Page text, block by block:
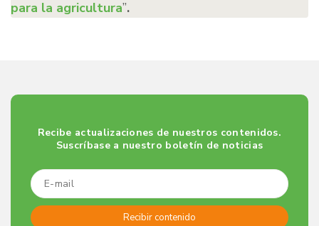
para la agricultura”.
Recibe actualizaciones de nuestros contenidos.
Suscríbase a nuestro boletín de noticias